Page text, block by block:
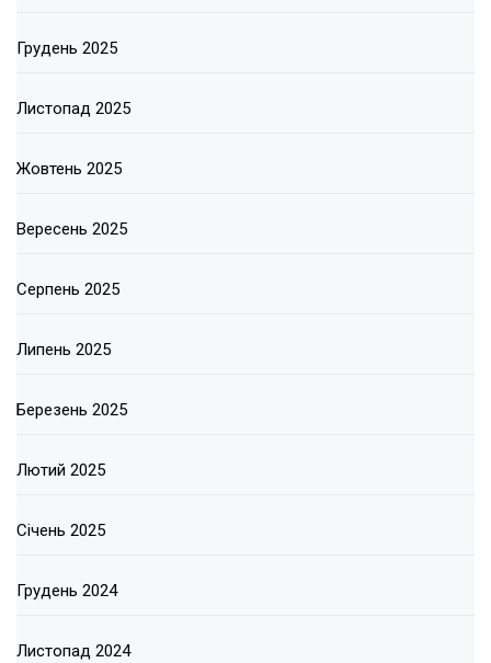
Грудень 2025
Листопад 2025
Жовтень 2025
Вересень 2025
Серпень 2025
Липень 2025
Березень 2025
Лютий 2025
Січень 2025
Грудень 2024
Листопад 2024